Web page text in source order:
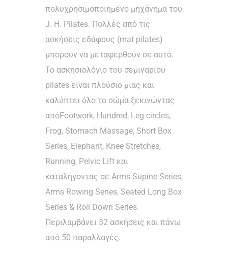
πολυχρησιμοποιημένο μηχάνημα του
J. H. Pilates. Πολλές από τις
ασκήσεις εδάφους (mat pilates)
μπορούν να μεταφερθούν σε αυτό.
Το ασκησιολόγιο του σεμιναρίου
pilates είναι πλούσιο μιας και
καλύπτει όλο το σώμα ξεκινώντας
απόFootwork, Hundred, Leg circles,
Frog, Stomach Massage, Short Box
Series, Elephant, Knee Stretches,
Running, Pelvic Lift και
καταλήγοντας σε Arms Supine Series,
Arms Rowing Series, Seated Long Box
Series & Roll Down Series.
Περιλαμβάνει 32 ασκήσεις και πάνω
από 50 παραλλαγές.